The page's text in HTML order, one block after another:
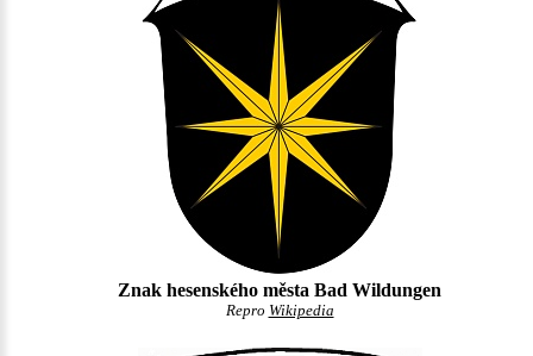
Znak hesenského města Bad Wildungen
Repro Wikipedia